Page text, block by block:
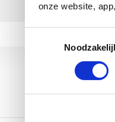
onze website,